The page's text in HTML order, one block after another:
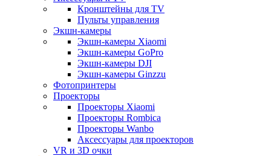
Кронштейны для TV
Пульты управления
Экшн-камеры
Экшн-камеры Xiaomi
Экшн-камеры GoPro
Экшн-камеры DJI
Экшн-камеры Ginzzu
Фотопринтеры
Проекторы
Проекторы Xiaomi
Проекторы Rombica
Проекторы Wanbo
Аксессуары для проекторов
VR и 3D очки